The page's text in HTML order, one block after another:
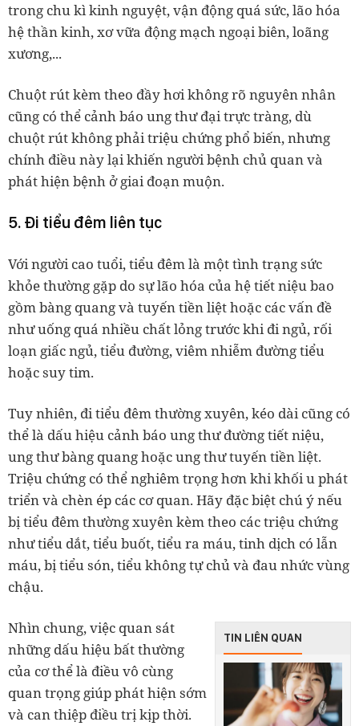
trong chu kì kinh nguyệt, vận động quá sức, lão hóa
hệ thần kinh, xơ vữa động mạch ngoại biên, loãng
xương,...
Chuột rút kèm theo đầy hơi không rõ nguyên nhân
cũng có thể cảnh báo ung thư đại trực tràng, dù
chuột rút không phải triệu chứng phổ biến, nhưng
chính điều này lại khiến người bệnh chủ quan và
phát hiện bệnh ở giai đoạn muộn.
5. Đi tiểu đêm liên tục
Với người cao tuổi, tiểu đêm là một tình trạng sức
khỏe thường gặp do sự lão hóa của hệ tiết niệu bao
gồm bàng quang và tuyến tiền liệt hoặc các vấn đề
như uống quá nhiều chất lỏng trước khi đi ngủ, rối
loạn giấc ngủ, tiểu đường, viêm nhiễm đường tiểu
hoặc suy tim.
Tuy nhiên, đi tiểu đêm thường xuyên, kéo dài cũng có
thể là dấu hiệu cảnh báo ung thư đường tiết niệu,
ung thư bàng quang hoặc ung thư tuyến tiền liệt.
Triệu chứng có thể nghiêm trọng hơn khi khối u phát
triển và chèn ép các cơ quan. Hãy đặc biệt chú ý nếu
bị tiểu đêm thường xuyên kèm theo các triệu chứng
như tiểu dắt, tiểu buốt, tiểu ra máu, tinh dịch có lẫn
máu, bị tiểu són, tiểu không tự chủ và đau nhức vùng
chậu.
TIN LIÊN QUAN
Nhìn chung, việc quan sát
những dấu hiệu bất thường
của cơ thể là điều vô cùng
quan trọng giúp phát hiện sớm
và can thiệp điều trị kịp thời.